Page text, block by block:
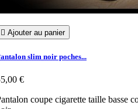
 Ajouter au panier
slim noir poches...
€
coupe cigarette taille basse